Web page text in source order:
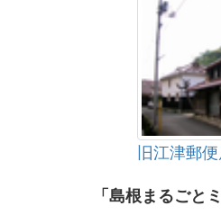
旧江津郵
「島根まるごと